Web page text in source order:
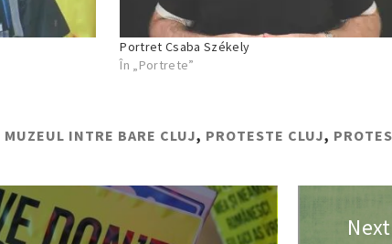
Portret Csaba Székely
În „Portrete”
MUZEUL INTRE BARE CLUJ, PROTESTE CLUJ,
Next